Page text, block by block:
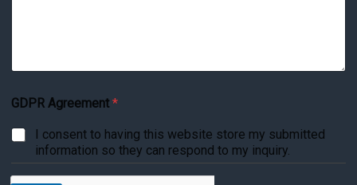
GDPR Agreement*
I consent to having this website store my submitted
information so they can respond to my inquiry.